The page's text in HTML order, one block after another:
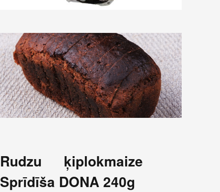
Rudzu ķiplokmaize
Sprīdīša DONA 240g